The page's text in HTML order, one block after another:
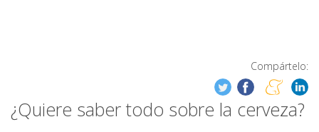
Compártelo:
¿Quiere saber todo sobre la cerveza?